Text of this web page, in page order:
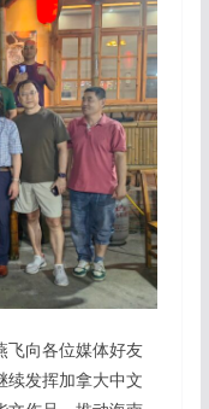
飞向各位媒体好友
续发挥加拿大中文